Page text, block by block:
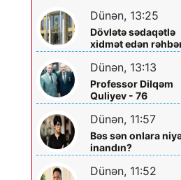
əməliyyatından
sonra qadının
ölümü ilə bağlı
Şəmkir rayon
araşdırma aparılır
Dünən, 13:25
Dövlətə sədaqətlə
xidmət edən
Şəmkir Elektrik
Şəbəkəsinin rəisi
Mehman Xəlilovun
fəaliyyəti
Dünən, 13:13
Professor Dilqəm
Quliyev - 76
Dünən, 11:57
Bəs sən onlara
inandın?
Dünən, 11:52